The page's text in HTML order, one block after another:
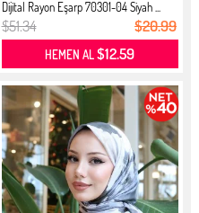
Dijital Rayon Eşarp 70301-04 Siyah ...
$51.34 $20.99
HEMEN AL$12.59